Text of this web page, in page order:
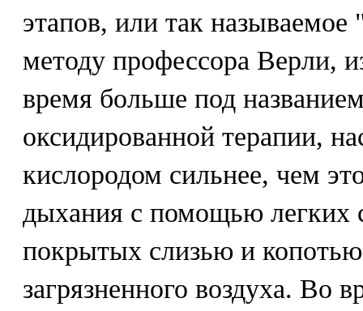
этапов, или так
методу профессора Верли,
время больше под
оксидированной терапии,
кислородом сильнее, чем
дыхания с помощью легких
покрытых слизью и
загрязненного воздуха. Во